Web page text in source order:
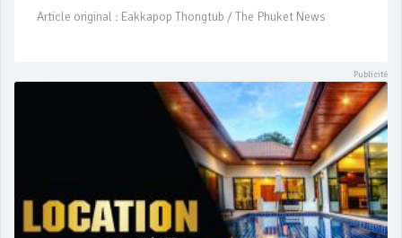
Article original : Eakkapop Thongtub / The Phuket News